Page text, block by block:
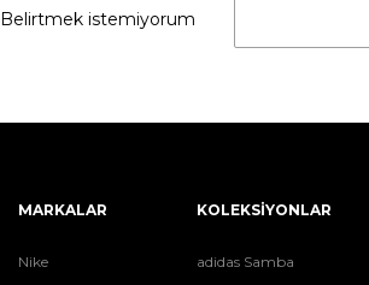
Belirtmek istemiyorum
MARKALAR
Nike
KOLEKSİYONLAR
adidas Samba